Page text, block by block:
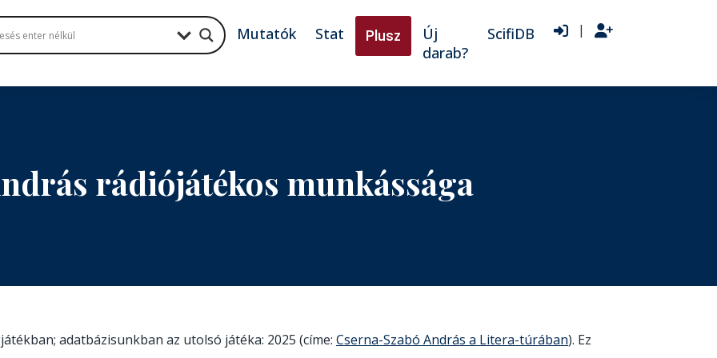
Mutatók Stat Plusz
Új
darab?
ScifiDB |
rádiójátékos munkássága
adatbázisunkban az utolsó játéka: 2025 (címe: Cserna-Szabó András a Litera-túrában). Ez